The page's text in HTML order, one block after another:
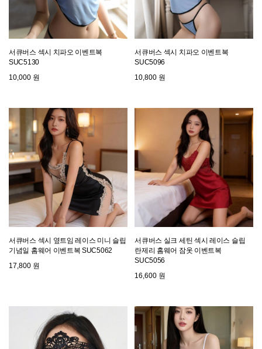
서큐버스 섹시 치파오 이벤트복
SUC5130
10,000 원
서큐버스 섹시 치파오 이벤트복
SUC5096
10,800 원
서큐버스 섹시 옆트임 레이스 미니 슬립
기념일 홈웨어 이벤트복 SUC5062
17,800 원
서큐버스 실크 세틴 섹시 레이스 슬립
란제리 홈웨어 잠옷 이벤트복
SUC5056
16,600 원